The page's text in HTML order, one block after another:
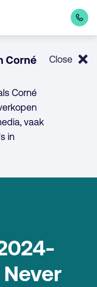
Corné
Corné
vaak
in
Close